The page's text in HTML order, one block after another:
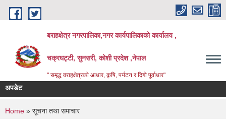
Skip to main content
बराहक्षेत्र नगरपालिका,नगर कार्यपालिकाको कार्यालय ,
चक्रघट्टी, सुनसरी, कोशी प्रदेश ,नेपाल
" समृद्ध वराहक्षेत्रकाे आधार, कृषि, पर्यटन र दिगो पूर्वाधार"
अपडेट
You are here
Home » सूचना तथा समाचार